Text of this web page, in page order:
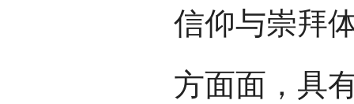
信仰与崇拜
方面面，具